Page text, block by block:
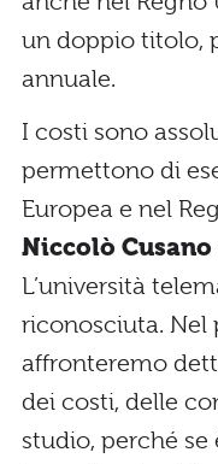
un doppio titolo,
annuale.
I costi sono
permettono di
Europea e nel
Niccolò Cusano
L’università
riconosciuta. Nel
affronteremo
dei costi, delle
studio, perché se